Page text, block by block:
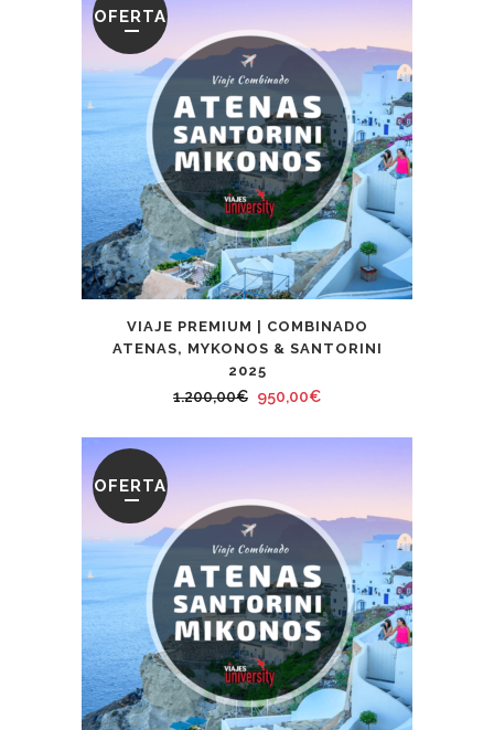
795,00€.
OFERTA
VIAJE PREMIUM | COMBINADO
ATENAS, MYKONOS & SANTORINI
2025
1.200,00€ El
1.200,00€.
950,00€El
OFERTA